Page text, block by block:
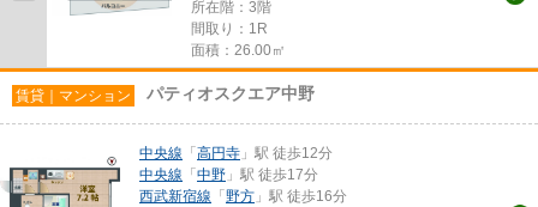
所在階：3階
間取り：1R
面積：26.00㎡
賃貸｜マンション パティオスクエア中野
中央線 「 高円寺 」駅 徒歩12分
中央線 「 中野 」駅 徒歩17分
西武新宿線 「 野方 」駅 徒歩16分